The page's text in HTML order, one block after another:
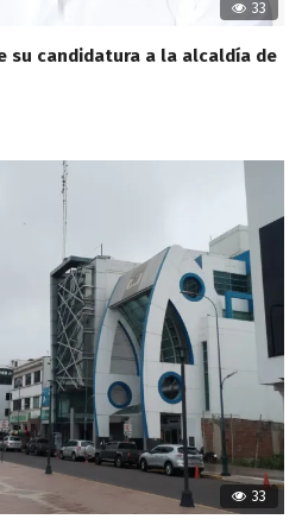
33
su candidatura a la alcaldía de
33